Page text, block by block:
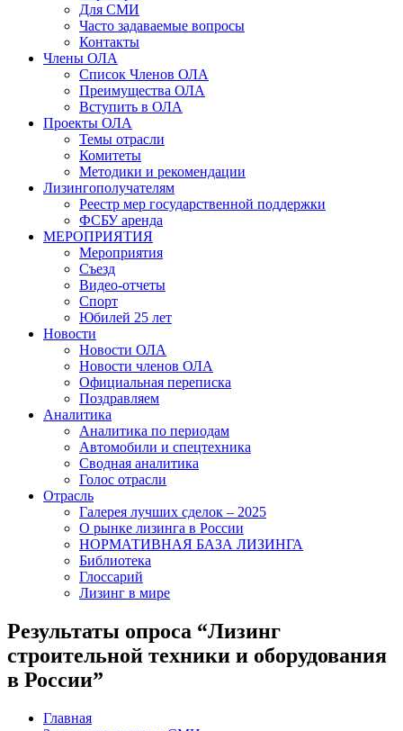
Для СМИ
Часто задаваемые вопросы
Контакты
Члены ОЛА
Список Членов ОЛА
Преимущества ОЛА
Вступить в ОЛА
Проекты ОЛА
Темы отрасли
Комитеты
Методики и рекомендации
Лизингополучателям
Реестр мер государственной поддержки
ФСБУ аренда
МЕРОПРИЯТИЯ
Мероприятия
Съезд
Видео-отчеты
Спорт
Юбилей 25 лет
Новости
Новости ОЛА
Новости членов ОЛА
Официальная переписка
Поздравляем
Аналитика
Аналитика по периодам
Автомобили и спецтехника
Сводная аналитика
Голос отрасли
Отрасль
Галерея лучших сделок – 2025
О рынке лизинга в России
НОРМАТИВНАЯ БАЗА ЛИЗИНГА
Библиотека
Глоссарий
Лизинг в мире
Результаты опроса “Лизинг
строительной техники и оборудования
в России”
Главная